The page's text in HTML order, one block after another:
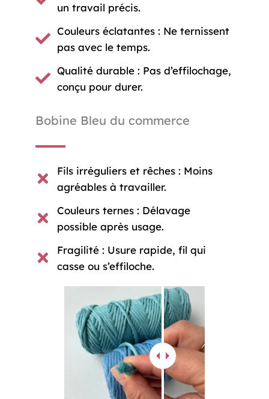
un travail précis.
Couleurs éclatantes : Ne ternissent
pas avec le temps.
Qualité durable : Pas d’effilochage,
conçu pour durer.
Bobine Bleu du commerce
Fils irréguliers et rêches : Moins
agréables à travailler.
Couleurs ternes : Délavage
possible après usage.
Fragilité : Usure rapide, fil qui
casse ou s’effiloche.